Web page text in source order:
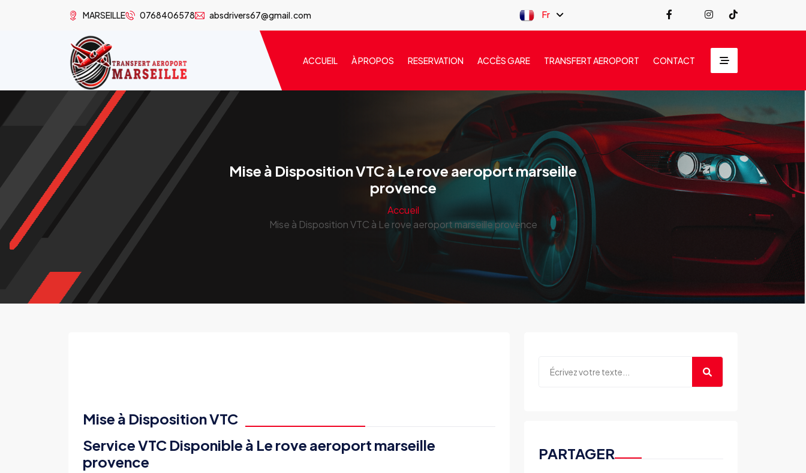
MARSEILLE 0768406578 absdrivers67@gmail.com Fr
ACCUEIL À PROPOS RESERVATION ACCÈS GARE TRANSFERT AEROPORT CONTACT
Mise à Disposition VTC à Le rove aeroport marseille
provence
Accueil
Mise à Disposition VTC à Le rove aeroport marseille provence
Mise à Disposition VTC
Service VTC Disponible à Le rove aeroport marseille
provence
PARTAGER